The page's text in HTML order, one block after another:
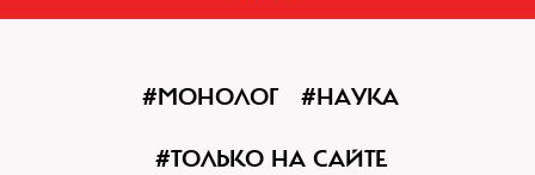
#МОНОЛОГ #НАУКА
#ТОЛЬКО НА САЙТЕ